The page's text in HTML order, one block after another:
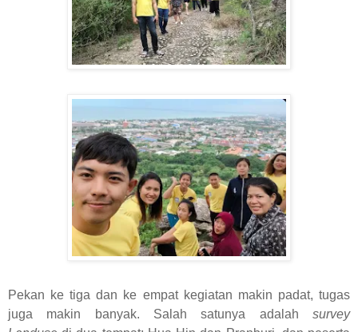
Pekan ke tiga dan ke empat kegiatan makin padat, tugas
juga makin banyak. Salah satunya adalah survey